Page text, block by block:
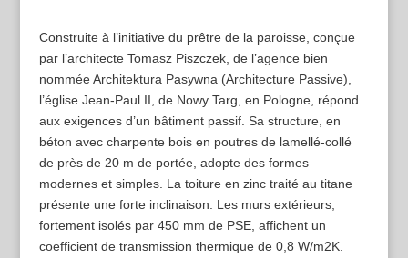
Construite à l’initiative du prêtre de la paroisse, conçue
par l’architecte Tomasz Piszczek, de l’agence bien
nommée Architektura Pasywna (Architecture Passive),
l’église Jean-Paul II, de Nowy Targ, en Pologne, répond
aux exigences d’un bâtiment passif. Sa structure, en
béton avec charpente bois en poutres de lamellé-collé
de près de 20 m de portée, adopte des formes
modernes et simples. La toiture en zinc traité au titane
présente une forte inclinaison. Les murs extérieurs,
fortement isolés par 450 mm de PSE, affichent un
coefficient de transmission thermique de 0,8 W/m2K.